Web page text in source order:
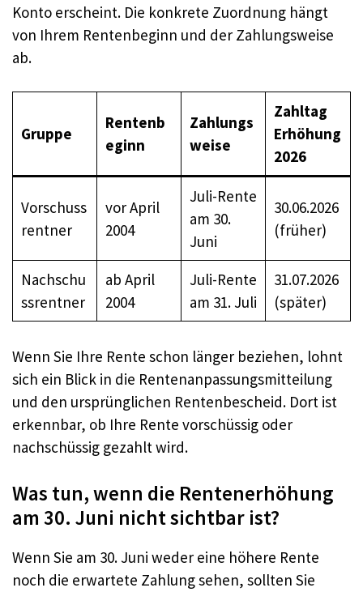
Konto erscheint. Die konkrete Zuordnung hängt
von Ihrem Rentenbeginn und der Zahlungsweise
ab.
Gruppe
Rentenb
eginn
Zahlungs
weise
Zahltag
Erhöhung
2026
Vorschuss
rentner
vor April
2004
Juli-Rente
am 30.
Juni
30.06.2026
(früher)
Nachschu
ssrentner
ab April
2004
Juli-Rente
am 31. Juli
31.07.2026
(später)
Wenn Sie Ihre Rente schon länger beziehen, lohnt
sich ein Blick in die Rentenanpassungsmitteilung
und den ursprünglichen Rentenbescheid. Dort ist
erkennbar, ob Ihre Rente vorschüssig oder
nachschüssig gezahlt wird.
Was tun, wenn die Rentenerhöhung
am 30. Juni nicht sichtbar ist?
Wenn Sie am 30. Juni weder eine höhere Rente
noch die erwartete Zahlung sehen, sollten Sie